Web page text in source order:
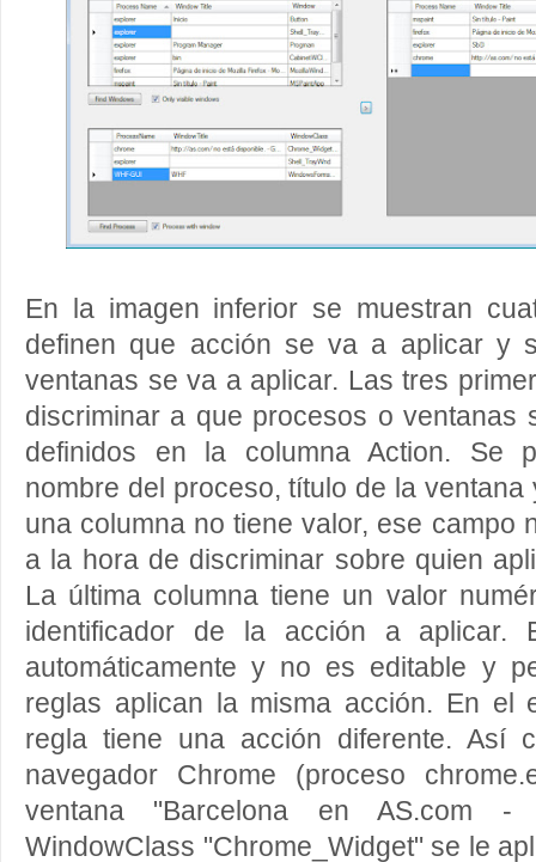
En la imagen inferior se muestran
definen que acción se va a aplicar y
ventanas se va a aplicar. Las tres
discriminar a que procesos o ventanas
definidos en la columna Action. Se
nombre del proceso, título de la
una columna no tiene valor, ese campo
a la hora de discriminar sobre quien
La última columna tiene un valor
identificador de la acción a aplicar.
automáticamente y no es editable y
reglas aplican la misma acción. En el
regla tiene una acción diferente. Así
navegador Chrome (proceso
ventana "Barcelona en AS.com -
WindowClass "Chrome_Widget" se le